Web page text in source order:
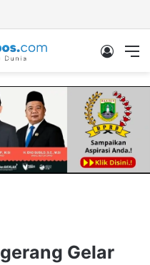
Log In
Gelar